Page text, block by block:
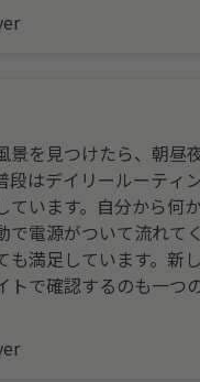
景を見つけたら、朝昼
段はデイリールーティ
ています。自分から何
で電源がついて流れて
も満足しています。新
トで確認するのも一つ